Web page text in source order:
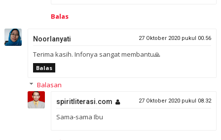
Balas
Noorlanyati 27 Oktober 2020 pukul 00.56
Terima kasih. Infonya sangat membantu🙏
Balas
Balasan
spiritliterasi.com 27 Oktober 2020 pukul 08.32
Sama-sama Ibu